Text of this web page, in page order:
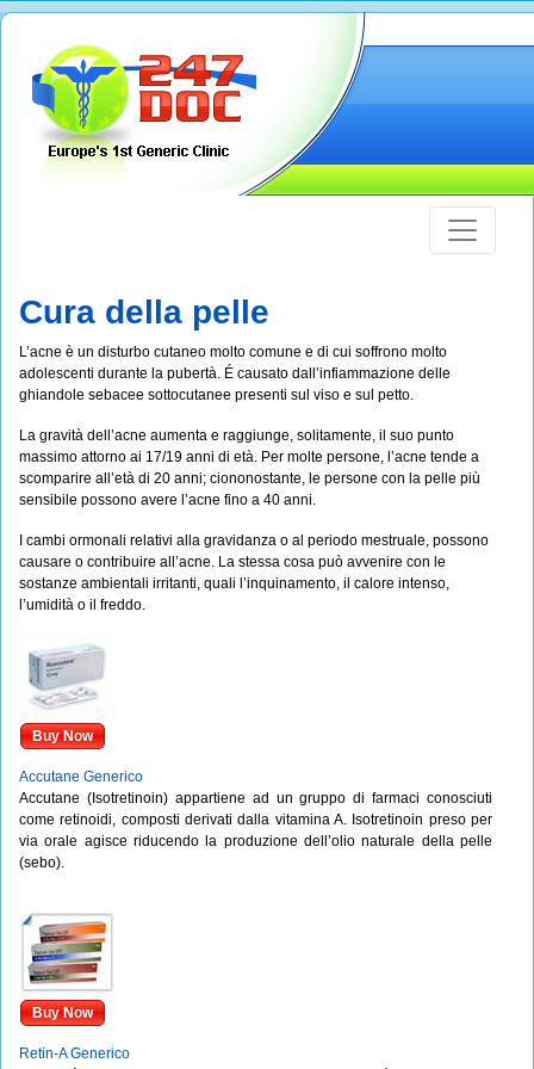
Cura della pelle
L’acne è un disturbo cutaneo molto comune e di cui soffrono molto
adolescenti durante la pubertà. É causato dall’infiammazione delle
ghiandole sebacee sottocutanee presenti sul viso e sul petto.
La gravità dell’acne aumenta e raggiunge, solitamente, il suo punto
massimo attorno ai 17/19 anni di età. Per molte persone, l’acne tende a
scomparire all’età di 20 anni; ciononostante, le persone con la pelle più
sensibile possono avere l’acne fino a 40 anni.
I cambi ormonali relativi alla gravidanza o al periodo mestruale, possono
causare o contribuire all’acne. La stessa cosa può avvenire con le
sostanze ambientali irritanti, quali l’inquinamento, il calore intenso,
l’umidità o il freddo.
Buy Now
Accutane Generico
Accutane (Isotretinoin) appartiene ad un gruppo di farmaci conosciuti
come retinoidi, composti derivati dalla vitamina A. Isotretinoin preso per
via orale agisce riducendo la produzione dell’olio naturale della pelle
(sebo).
Buy Now
Retin-A Generico